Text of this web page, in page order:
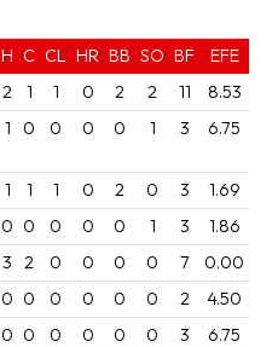
H C CL HR BB SO BF
EFE
2 1 1 0 2 2 11
8.53
1 0 0 0 0 1 3 6.75
1 1 1 0 2 0 3
1.69
0 0 0 0 0 1 3
1.86
3 2 0 0 0 0 7
0.00
0 0 0 0 0 0 2
4.50
0 0 0 0 0 0 3
6.75